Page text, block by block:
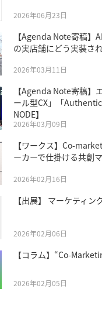
2026年06月23日
【Agenda Note寄稿】
の実店舗にどう実装さ
2026年03月11日
【Agenda Note寄稿】
ール型CX」「
NODE】
2026年03月09日
【ワークス】Co-
ーカーで仕掛ける共創
2026年02月16日
【出展】 マーケティ
2026年02月06日
【コラム】“Co-
2026年02月05日